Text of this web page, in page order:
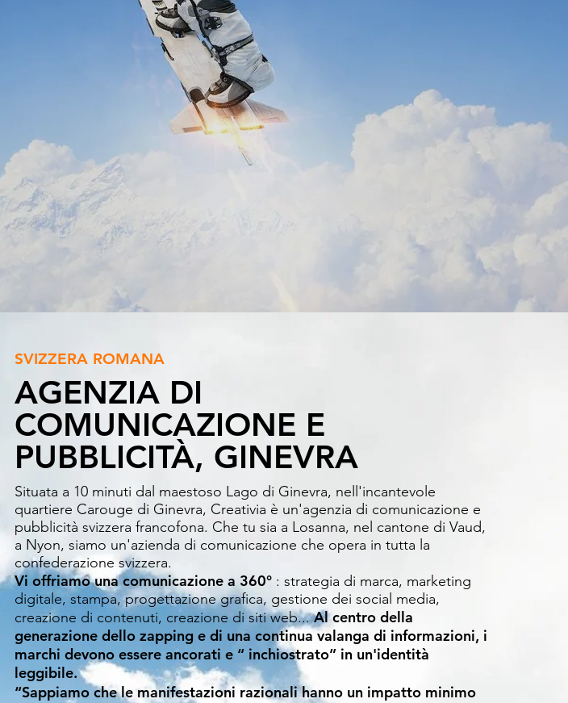
SVIZZERA ROMANA
AGENZIA DI
COMUNICAZIONE E
PUBBLICITÀ, GINEVRA
Situata a 10 minuti dal maestoso Lago di Ginevra, nell'incantevole
quartiere Carouge di Ginevra, Creativia è un'agenzia di comunicazione e
pubblicità svizzera francofona. Che tu sia a Losanna, nel cantone di Vaud,
a Nyon, siamo un'azienda di comunicazione che opera in tutta la
confederazione svizzera.
Vi offriamo una comunicazione a 360° : strategia di marca, marketing
digitale, stampa, progettazione grafica, gestione dei social media,
creazione di contenuti, creazione di siti web... Al centro della
generazione dello zapping e di una continua valanga di informazioni, i
marchi devono essere ancorati e “ inchiostrato” in un'identità
leggibile.
“Sappiamo che le manifestazioni razionali hanno un impatto minimo